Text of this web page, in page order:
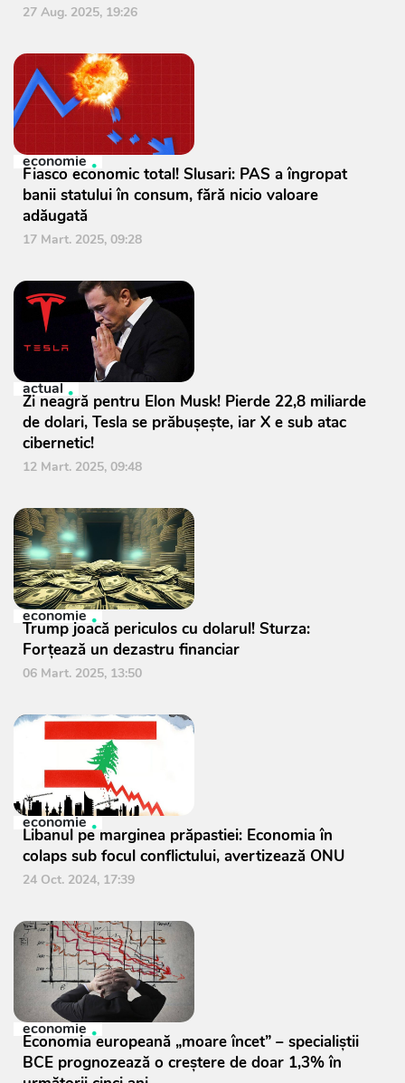
27 Aug. 2025, 19:26
economie
Fiasco economic total! Slusari: PAS a îngropat
banii statului în consum, fără nicio valoare
adăugată
17 Mart. 2025, 09:28
actual
Zi neagră pentru Elon Musk! Pierde 22,8 miliarde
de dolari, Tesla se prăbușește, iar X e sub atac
cibernetic!
12 Mart. 2025, 09:48
economie
Trump joacă periculos cu dolarul! Sturza:
Forțează un dezastru financiar
06 Mart. 2025, 13:50
economie
Libanul pe marginea prăpastiei: Economia în
colaps sub focul conflictului, avertizează ONU
24 Oct. 2024, 17:39
economie
Economia europeană „moare încet” – specialiștii
BCE prognozează o creștere de doar 1,3% în